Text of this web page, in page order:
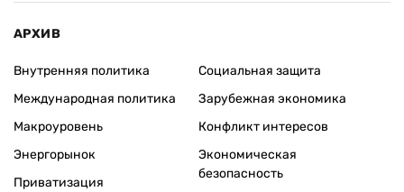
АРХИВ
Внутренняя политика
Международная политика
Макроуровень
Энергорынок
Приватизация
Социальная защита
Зарубежная экономика
Конфликт интересов
Экономическая
безопасность